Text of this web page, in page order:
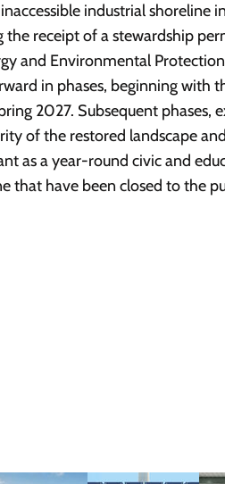
industrial shoreline
the receipt of a stewardship
and Environmental
in phases, beginning with
2027. Subsequent
of the restored landscape
as a year-round civic and
that have been closed to the